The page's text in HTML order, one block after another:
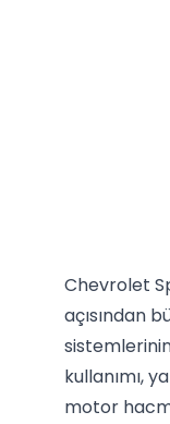
Chevrolet
açısından
kullanımı,
motor